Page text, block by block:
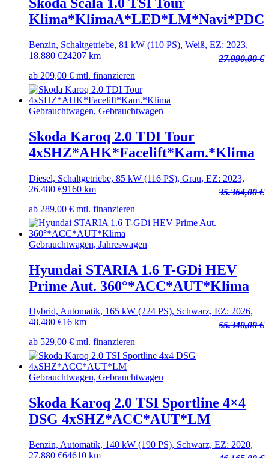
Klima*KlimaA*LED*LM*Navi*PDC
Benzin, Schaltgetriebe, 81 kW (110 PS), Weiß, EZ: 2023,
24207 km
18.880 €
27.990,00 €
ab 209,00 € mtl. finanzieren
Gebrauchtwagen, Gebrauchtwagen
Skoda Karoq 2.0 TDI Tour
4xSHZ*AHK*Facelift*Kam.*Klima
Diesel, Schaltgetriebe, 85 kW (116 PS), Grau, EZ: 2023,
9160 km
26.480 €
35.364,00 €
ab 289,00 € mtl. finanzieren
Gebrauchtwagen, Jahreswagen
Hyundai STARIA 1.6 T-GDi HEV
Prime Aut. 360°*ACC*AUT*Klima
Hybrid, Automatik, 165 kW (224 PS), Schwarz, EZ: 2026,
16 km
48.480 €
55.340,00 €
ab 529,00 € mtl. finanzieren
Gebrauchtwagen, Gebrauchtwagen
Skoda Karoq 2.0 TSI Sportline 4×4
DSG 4xSHZ*ACC*AUT*LM
Benzin, Automatik, 140 kW (190 PS), Schwarz, EZ: 2020,
64610 km
27.880 €